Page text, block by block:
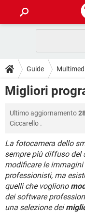
INTRATTENIMENTO
iOS
TIKTOK
GUIDE
COVID-19
INTRATTENIMENTO
iOS
TIKTOK
HARDWARE
DOWNLOAD
INTRATTENIMENTO
INSTAGRAM
TIKTOK
HARDWARE
FORUM
INTRATTENIMENTO
iOS
INSTAGRAM
TIKTOK
COVID-19
INTRATTENIMENTO
iOS
INSTAGRAM
Guide
Migliori
Ultimo aggiornamento
Ciccarello .
La fotocamera dello
sempre più diffuso del
modificare le
professionisti, ma
quelli che vogliono
dei software
una selezione dei